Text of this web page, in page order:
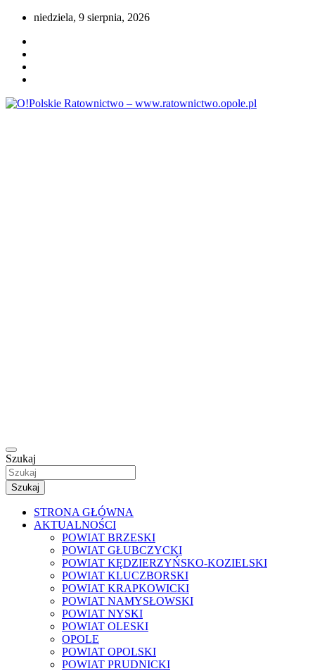
Przejdź
treści
niedziela, 9 sierpnia, 2026
Szukaj
Szukaj
STRONA GŁÓWNA
AKTUALNOŚCI
POWIAT BRZESKI
POWIAT GŁUBCZYCKI
POWIAT KĘDZIERZYŃSKO-KOZIELSKI
POWIAT KLUCZBORSKI
POWIAT KRAPKOWICKI
POWIAT NAMYSŁOWSKI
POWIAT NYSKI
POWIAT OLESKI
OPOLE
POWIAT OPOLSKI
POWIAT PRUDNICKI